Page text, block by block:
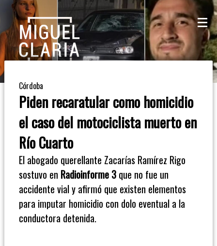
La
Mesa
De
Café
Columna
Opinión
Radioinforme
Fútbol
Córdoba
Piden recaratular como homicidio
el caso del motociclista muerto en
Río Cuarto
El abogado querellante Zacarías Ramírez Rigo
sostuvo en Radioinforme 3que no fue un
accidente vial y afirmó que existen elementos
para imputar homicidio con dolo eventual a la
conductora detenida.